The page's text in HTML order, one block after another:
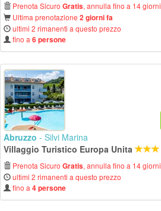
Prenota Sicuro Gratis, annulla fino a 14 giorni
Ultima prenotazione 2 giorni fa
ultimi 2 rimanenti a questo prezzo
fino a 6 persone
Abruzzo - Silvi Marina
Villaggio Turistico Europa Unita
Prenota Sicuro Gratis, annulla fino a 14 giorni
ultimi 2 rimanenti a questo prezzo
fino a 4 persone